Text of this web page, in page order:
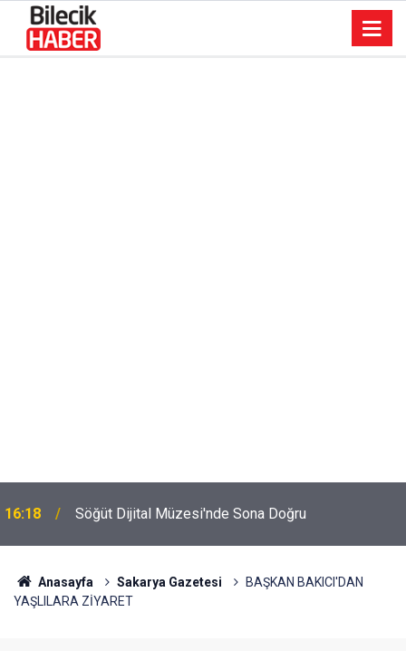
16:18 Söğüt Dijital Müzesi'nde Sona Doğru
Anasayfa Sakarya Gazetesi
BAŞKAN BAKICI'DAN
YAŞLILARA ZİYARET